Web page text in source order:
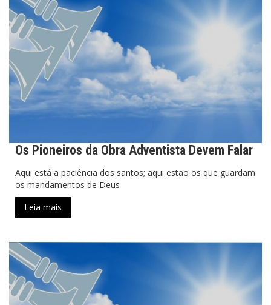
Os Pioneiros da Obra Adventista Devem Falar
Aqui está a paciência dos santos; aqui estão os que guardam
os mandamentos de Deus
Leia mais